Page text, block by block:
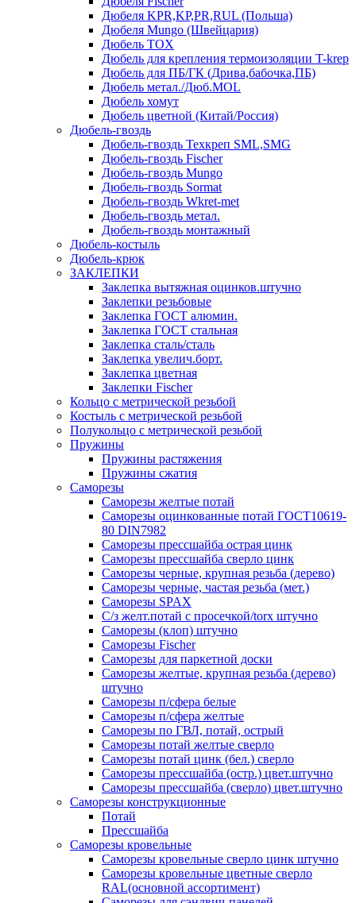
Дюбеля KPR,KP,PR,RUL (Польша)
Дюбеля Mungo (Швейцария)
Дюбель TOX
Дюбель для крепления термоизоляции T-krep
Дюбель для ПБ/ГК (Дрива,бабочка,ПБ)
Дюбель метал./Дюб.MOL
Дюбель хомут
Дюбель цветной (Китай/Россия)
Дюбель-гвоздь
Дюбель-гвоздь Техкреп SML,SMG
Дюбель-гвоздь Fischer
Дюбель-гвоздь Mungo
Дюбель-гвоздь Sormat
Дюбель-гвоздь Wkret-met
Дюбель-гвоздь метал.
Дюбель-гвоздь монтажный
Дюбель-костыль
Дюбель-крюк
ЗАКЛЕПКИ
Заклепка вытяжная оцинков.штучно
Заклепки резьбовые
Заклепка ГОСТ алюмин.
Заклепка ГОСТ стальная
Заклепка сталь/сталь
Заклепка увелич.борт.
Заклепка цветная
Заклепки Fischer
Кольцо с метрической резьбой
Костыль с метрической резьбой
Полукольцо с метрической резьбой
Пружины
Пружины растяжения
Пружины сжатия
Саморезы
Саморезы желтые потай
Саморезы оцинкованные потай ГОСТ10619-
80 DIN7982
Саморезы прессшайба острая цинк
Саморезы прессшайба сверло цинк
Саморезы черные, крупная резьба (дерево)
Саморезы черные, частая резьба (мет.)
Cаморезы SPAX
С/з желт.потай с просечкой/torx штучно
Саморезы (клоп) штучно
Саморезы Fischer
Саморезы для паркетной доски
Саморезы желтые, крупная резьба (дерево)
штучно
Саморезы п/сфера белые
Саморезы п/сфера желтые
Саморезы по ГВЛ, потай, острый
Саморезы потай желтые сверло
Саморезы потай цинк (бел.) сверло
Саморезы прессшайба (остр.) цвет.штучно
Саморезы прессшайба (сверло) цвет.штучно
Саморезы конструкционные
Потай
Прессшайба
Саморезы кровельные
Саморезы кровельные сверло цинк штучно
Саморезы кровельные цветные сверло
RAL(основной ассортимент)